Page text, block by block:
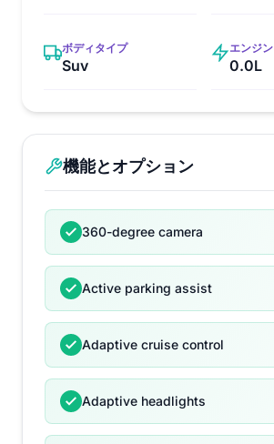
ボディタイプ
Suv
エンジン
0.0L
機能とオプション
360-degree camera
Active parking assist
Adaptive cruise control
Adaptive headlights